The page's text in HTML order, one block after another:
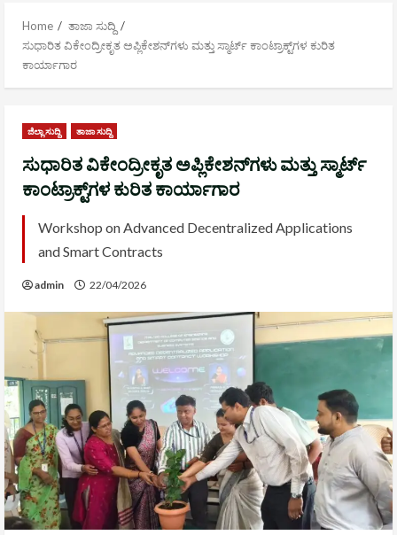
Home
ತಾಜಾ ಸುದ್ದಿ
ಸುಧಾರಿತ ವಿಕೇಂದ್ರೀಕೃತ ಅಪ್ಲಿಕೇಶನ್‌ಗಳು ಮತ್ತು ಸ್ಮಾರ್ಟ್ ಕಾಂಟ್ರಾಕ್ಟ್‌ಗಳ ಕುರಿತ
ಕಾರ್ಯಾಗಾರ
ಜಿಲ್ಲಾ ಸುದ್ದಿ ತಾಜಾ ಸುದ್ದಿ
ಸುಧಾರಿತ ವಿಕೇಂದ್ರೀಕೃತ ಅಪ್ಲಿಕೇಶನ್‌ಗಳು ಮತ್ತು ಸ್ಮಾರ್ಟ್
ಕಾಂಟ್ರಾಕ್ಟ್‌ಗಳ ಕುರಿತ ಕಾರ್ಯಾಗಾರ
Workshop on Advanced Decentralized Applications
and Smart Contracts
admin 22/04/2026